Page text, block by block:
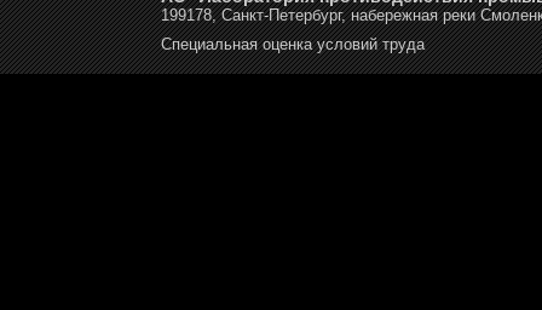
199178, Санкт-Петербург, набережная реки
Специальная оценка условий труда